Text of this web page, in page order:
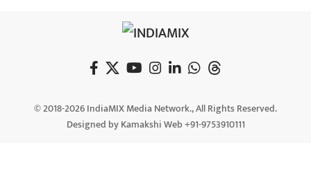
© 2018-2026 IndiaMIX Media Network., All Rights Reserved.
Designed by Kamakshi Web +91-9753910111